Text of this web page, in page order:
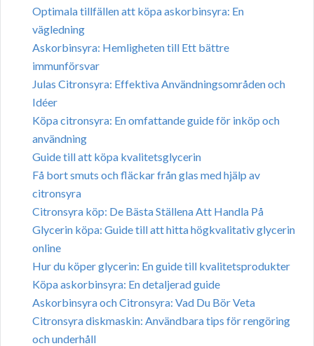
Optimala tillfällen att köpa askorbinsyra: En
vägledning
Askorbinsyra: Hemligheten till Ett bättre
immunförsvar
Julas Citronsyra: Effektiva Användningsområden och
Idéer
Köpa citronsyra: En omfattande guide för inköp och
användning
Guide till att köpa kvalitetsglycerin
Få bort smuts och fläckar från glas med hjälp av
citronsyra
Citronsyra köp: De Bästa Ställena Att Handla På
Glycerin köpa: Guide till att hitta högkvalitativ glycerin
online
Hur du köper glycerin: En guide till kvalitetsprodukter
Köpa askorbinsyra: En detaljerad guide
Askorbinsyra och Citronsyra: Vad Du Bör Veta
Citronsyra diskmaskin: Användbara tips för rengöring
och underhåll